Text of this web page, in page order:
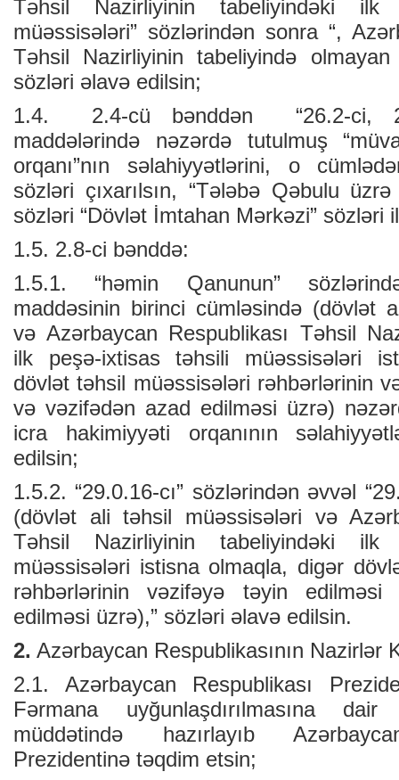
Təhsil Nazirliyinin tabeliyindəki ilk
müəssisələri” sözlərindən sonra “,
Təhsil Nazirliyinin tabeliyində olmayan
sözləri əlavə edilsin;
1.4. 2.4-cü bənddən “26.2-ci,
maddələrində nəzərdə tutulmuş
orqanı”nın səlahiyyətlərini, o
sözləri çıxarılsın, “Tələbə Qəbulu
sözləri “Dövlət İmtahan Mərkəzi” sözləri
1.5. 2.8-ci bənddə:
1.5.1. “həmin Qanunun”
maddəsinin birinci cümləsində (dövlət
və Azərbaycan Respublikası Təhsil
ilk peşə-ixtisas təhsili müəssisələri
dövlət təhsil müəssisələri rəhbərlərinin
və vəzifədən azad edilməsi üzrə)
icra hakimiyyəti orqanının
edilsin;
1.5.2. “29.0.16-cı” sözlərindən əvvəl
(dövlət ali təhsil müəssisələri və
Təhsil Nazirliyinin tabeliyindəki ilk
müəssisələri istisna olmaqla, digər
rəhbərlərinin vəzifəyə təyin
edilməsi üzrə),” sözləri əlavə edilsin.
2. Azərbaycan Respublikasının Nazirlər
2.1. Azərbaycan Respublikası
Fərmana uyğunlaşdırılmasına
müddətində hazırlayıb
Prezidentinə təqdim etsin;